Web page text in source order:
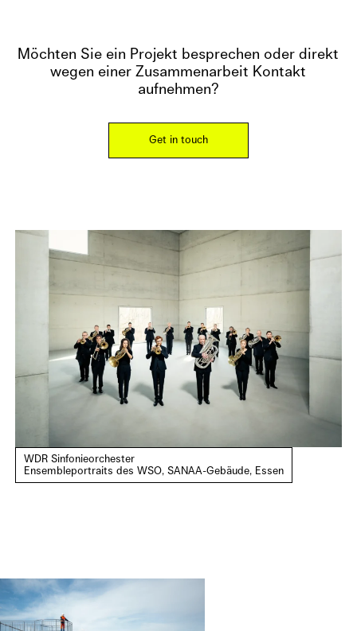
Möchten Sie ein Projekt besprechen oder direkt
wegen einer Zusammenarbeit Kontakt
aufnehmen?
Get in touch
WDR Sinfonieorchester
Ensembleportraits des WSO, SANAA-Gebäude, Essen